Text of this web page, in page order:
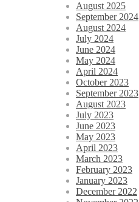
August 2025
September 2024
August 2024
July 2024
June 2024
May 2024
April 2024
October 2023
September 2023
August 2023
July 2023
June 2023
May 2023
April 2023
March 2023
February 2023
January 2023
December 2022